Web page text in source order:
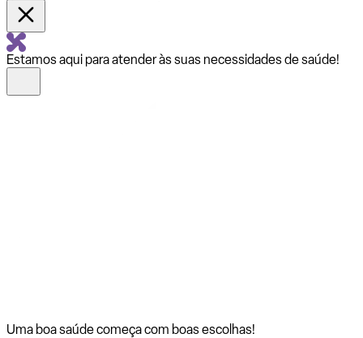
Estamos aqui para atender às suas necessidades de saúde!
Uma boa saúde começa com boas escolhas!